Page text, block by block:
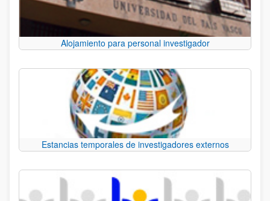
Alojamiento para personal investigador
Estancias temporales de investigadores externos